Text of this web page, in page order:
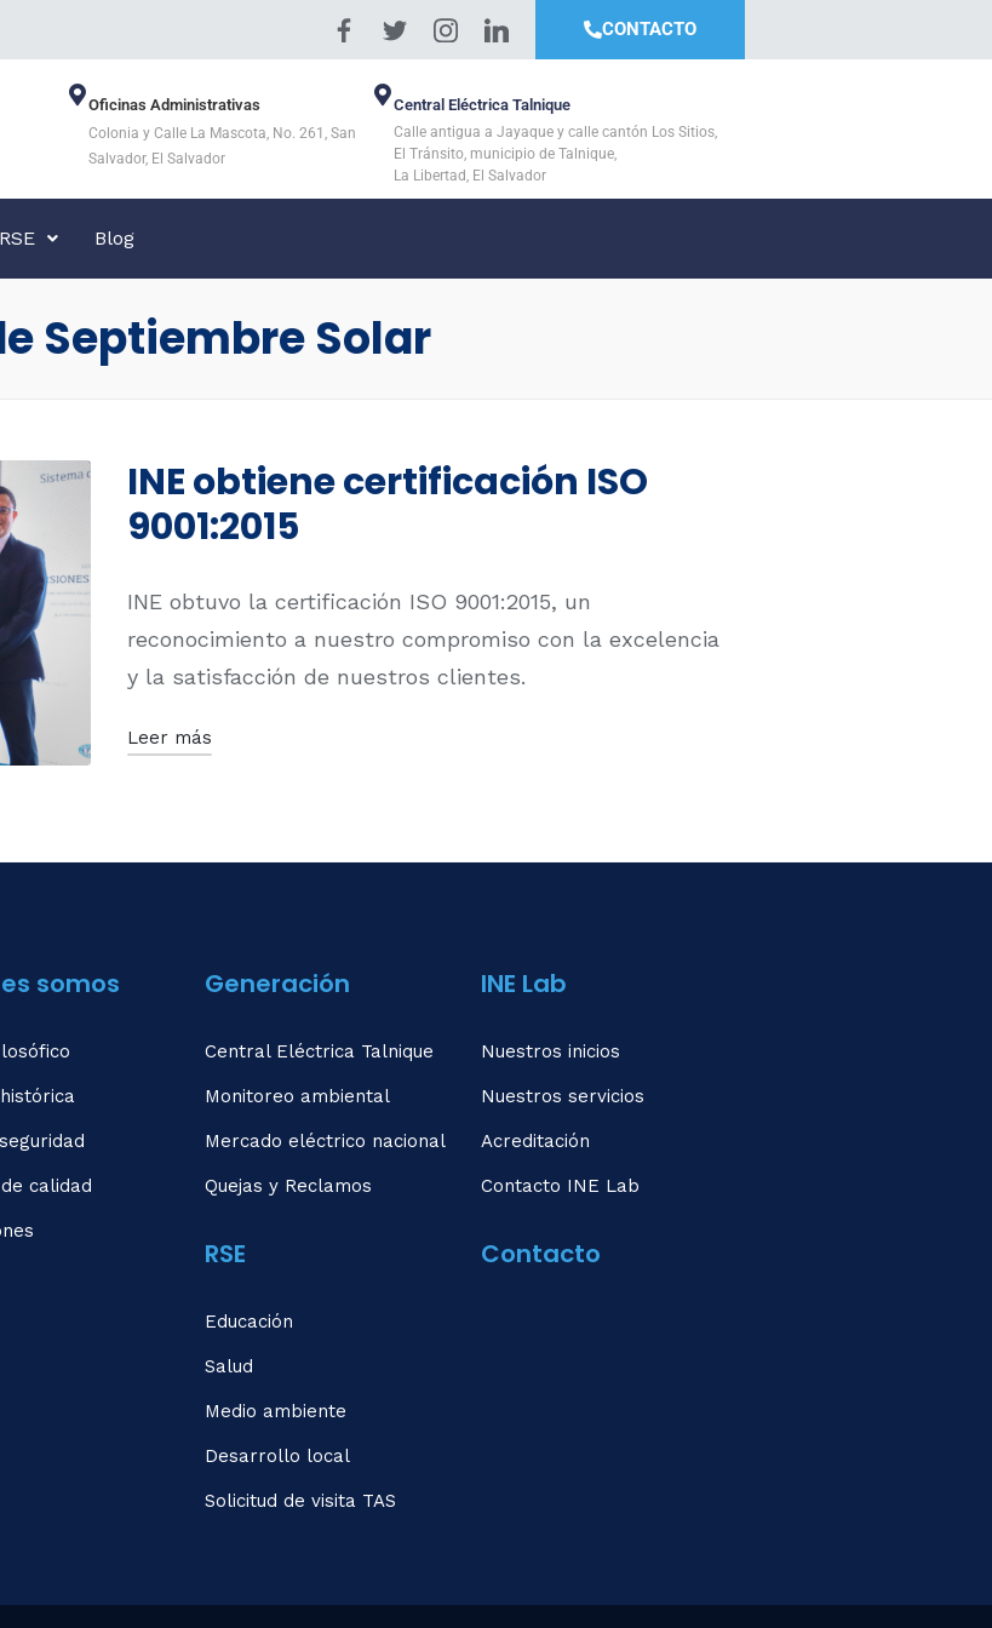
CONTACTO
Oficinas Administrativas
Colonia y Calle La Mascota, No. 261, San
Salvador, El Salvador
Central Eléctrica Talnique
Calle antigua a Jayaque y calle cantón Los Sitios,
El Tránsito, municipio de Talnique,
La Libertad, El Salvador
RSE Blog
Septiembre Solar
INE obtiene certificación ISO
9001:2015
INE obtuvo la certificación ISO 9001:2015, un
reconocimiento a nuestro compromiso con la excelencia
y la satisfacción de nuestros clientes.
Leer más
somos
calidad
Generación
Central Eléctrica Talnique
Monitoreo ambiental
Mercado eléctrico nacional
Quejas y Reclamos
RSE
Educación
Salud
Medio ambiente
Desarrollo local
Solicitud de visita TAS
INE Lab
Nuestros inicios
Nuestros servicios
Acreditación
Contacto INE Lab
Contacto